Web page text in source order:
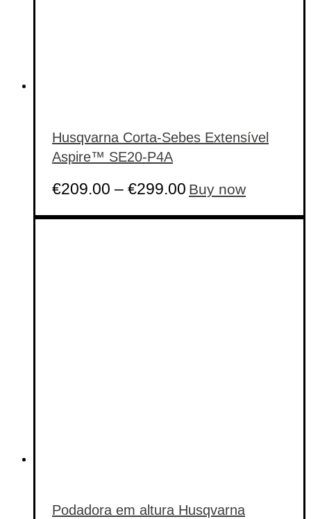
Husqvarna Corta-Sebes Extensível
Aspire™ SE20-P4A
€209.00 – €299.00 Buy nowThis
product
multiple
Podadora em altura Husqvarna